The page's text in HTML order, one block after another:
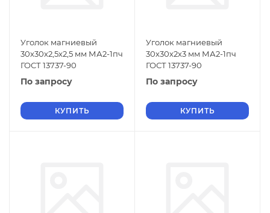
Уголок магниевый
30х30х2,5х2,5 мм МА2-1пч
ГОСТ 13737-90
По запросу
КУПИТЬ
Уголок магниевый
30х30х2х3 мм МА2-1пч
ГОСТ 13737-90
По запросу
КУПИТЬ